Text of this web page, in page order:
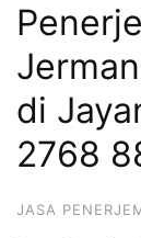
di
2768
JASA